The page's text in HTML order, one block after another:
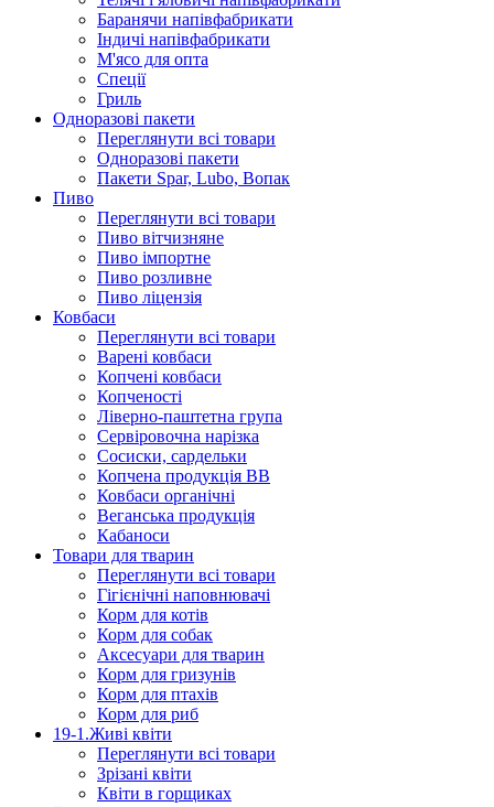
Баранячи напiвфабрикати
Iндичi напiвфабрикати
М'ясо для опта
Спеції
Гриль
Одноразові пакети
Переглянути всі товари
Одноразові пакети
Пакети Spar, Lubo, Вопак
Пиво
Переглянути всі товари
Пиво вітчизняне
Пиво імпортне
Пиво розливне
Пиво ліцензія
Ковбаси
Переглянути всі товари
Варені ковбаси
Копчені ковбаси
Копченості
Ліверно-паштетна група
Сервіровочна нарізка
Сосиски, сардельки
Копчена продукція ВВ
Ковбаси органічні
Веганська продукція
Кабаноси
Товари для тварин
Переглянути всі товари
Гігієнічні наповнювачі
Корм для котів
Корм для собак
Аксесуари для тварин
Корм для гризунів
Корм для птахів
Корм для риб
19-1.Живі квіти
Переглянути всі товари
Зрізані квіти
Квіти в горщиках